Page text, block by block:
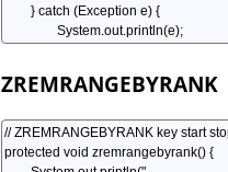
ZREMRANGEBYRANK